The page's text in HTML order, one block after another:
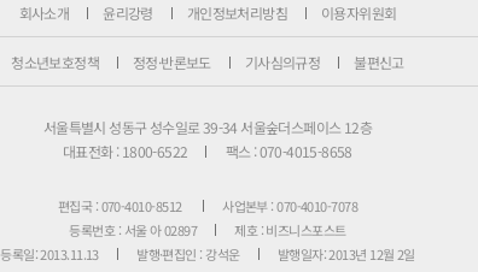
회사소개 윤리강령 개인정보처리방침 이용자위원회
청소년보호정책 정정·반론보도 기사심의규정 불편신고
서울특별시 성동구 성수일로 39-34 서울숲더스페이스 12층
대표전화 : 1800-6522
팩스 : 070-4015-8658
편집국 : 070-4010-8512
사업본부 : 070-4010-7078
등록번호 : 서울 아 02897
제호 : 비즈니스포스트
등록일: 2013.11.13
발행·편집인 : 강석운
발행일자: 2013년 12월 2일